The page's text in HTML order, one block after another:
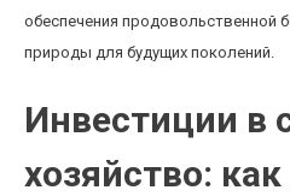
обеспечения продовольственной
природы для будущих поколений.
Инвестиции в
хозяйство: